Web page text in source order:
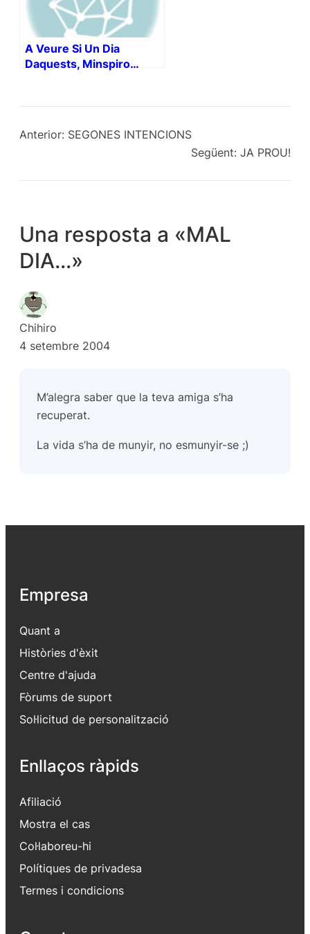
A Veure Si Un Dia
Daquests, Minspiro…
Anterior: SEGONES INTENCIONS
Següent: JA PROU!
Una resposta a «MAL
DIA…»
Chihiro
4 setembre 2004
M’alegra saber que la teva amiga s’ha
recuperat.
La vida s’ha de munyir, no esmunyir-se ;)
Empresa
Quant a
Històries d'èxit
Centre d'ajuda
Fòrums de suport
Sol·licitud de personalització
Enllaços ràpids
Afiliació
Mostra el cas
Col·laboreu-hi
Polítiques de privadesa
Termes i condicions